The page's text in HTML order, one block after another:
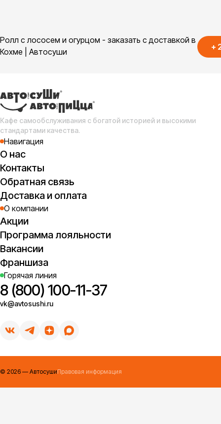
Ролл с лососем и огурцом - заказать с доставкой в
Кохме | Автосуши
+
Кафе самообслуживания с богатой историей и высокими
стандартами качества.
Навигация
О нас
Контакты
Обратная связь
Доставка и оплата
О компании
Акции
Программа лояльности
Вакансии
Франшиза
Горячая линия
8 (800) 100-11-37
vk@avtosushi.ru
© 2026 — АвтосушиПравовая информация